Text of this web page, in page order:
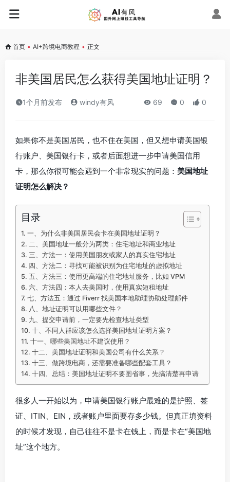
首页 • AI+跨境电商教程 • 正文
非美国居民怎么获得美国地址证明？
1个月前发布 windy有风 69 0 0
如果你不是美国居民，也不住在美国，但又想申请美国银
行账户、美国银行卡，或者后面想进一步申请美国信用
卡，那么你很可能会遇到一个非常现实的问题： 美国地址
证明怎么解决？
目录
一、为什么非美国居民会卡在美国地址证明？
二、美国地址一般分为两类：住宅地址和商业地址
三、方法一：使用美国朋友或家人的真实住宅地址
四、方法二：寻找可能被识别为住宅地址的虚拟地址
五、方法三：使用更高端的住宅地址服务，比如 VPM
六、方法四：本人去美国时，使用真实短租地址
七、方法五：通过 Fiverr 找美国本地助理协助处理邮件
八、地址证明可以用哪些文件？
九、提交申请前，一定要先检查地址类型
十、不同人群应该怎么选择美国地址证明方案？
十一、哪些美国地址不建议使用？
十二、美国地址证明和美国公司有什么关系？
十三、做跨境电商，还需要准备哪些配套工具？
十四、总结：美国地址证明不要图省事，先搞清楚再申请
很多人一开始以为，申请美国银行账户最难的是护照、签
证、ITIN、EIN，或者账户里面要存多少钱。但真正填资料
的时候才发现，自己往往不是卡在钱上，而是卡在“美国地
址”这个地方。